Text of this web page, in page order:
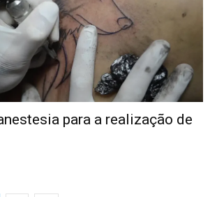
para a realização de